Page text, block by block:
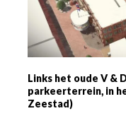
Links het oude V &
parkeerterrein, in
Zeestad)